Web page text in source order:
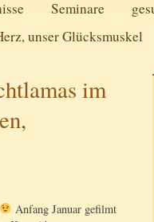
Seminare
unser Glücksmuskel
im
Anfang Januar gefilmt